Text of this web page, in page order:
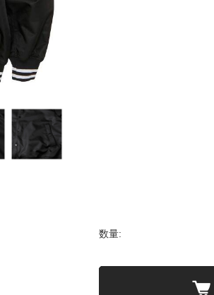
数量: